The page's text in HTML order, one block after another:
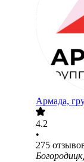
Армада,
4.2
•
275